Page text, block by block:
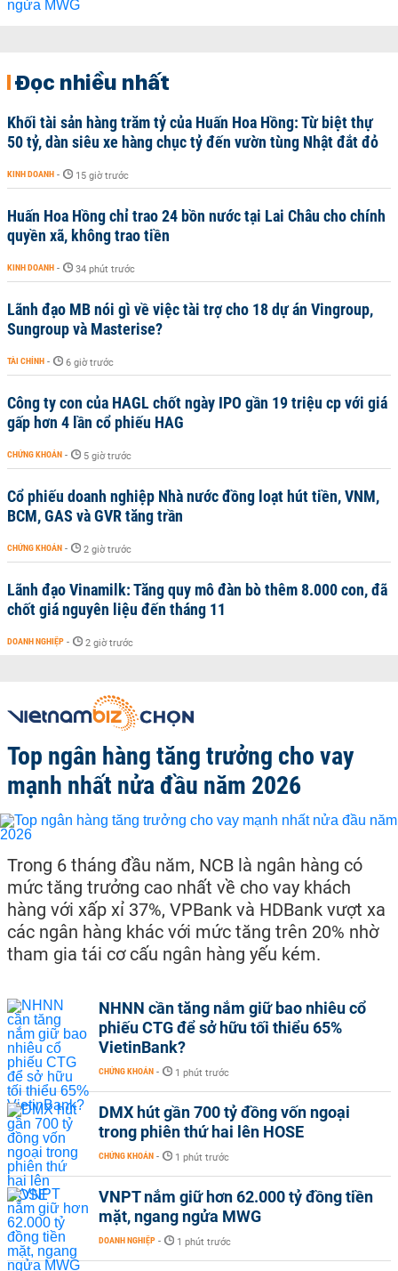
Đọc nhiều nhất
Khối tài sản hàng trăm tỷ của Huấn Hoa Hồng: Từ biệt thự
50 tỷ, dàn siêu xe hàng chục tỷ đến vườn tùng Nhật đắt đỏ
KINH DOANH - 15 giờ trước
Huấn Hoa Hồng chỉ trao 24 bồn nước tại Lai Châu cho chính
quyền xã, không trao tiền
KINH DOANH - 34 phút trước
Lãnh đạo MB nói gì về việc tài trợ cho 18 dự án Vingroup,
Sungroup và Masterise?
TÀI CHÍNH - 6 giờ trước
Công ty con của HAGL chốt ngày IPO gần 19 triệu cp với giá
gấp hơn 4 lần cổ phiếu HAG
CHỨNG KHOÁN - 5 giờ trước
Cổ phiếu doanh nghiệp Nhà nước đồng loạt hút tiền, VNM,
BCM, GAS và GVR tăng trần
CHỨNG KHOÁN - 2 giờ trước
Lãnh đạo Vinamilk: Tăng quy mô đàn bò thêm 8.000 con, đã
chốt giá nguyên liệu đến tháng 11
DOANH NGHIỆP - 2 giờ trước
Top ngân hàng tăng trưởng cho vay
mạnh nhất nửa đầu năm 2026
Trong 6 tháng đầu năm, NCB là ngân hàng có
mức tăng trưởng cao nhất về cho vay khách
hàng với xấp xỉ 37%, VPBank và HDBank vượt xa
các ngân hàng khác với mức tăng trên 20% nhờ
tham gia tái cơ cấu ngân hàng yếu kém.
NHNN cần tăng nắm giữ bao nhiêu cổ
phiếu CTG để sở hữu tối thiểu 65%
VietinBank?
CHỨNG KHOÁN - 1 phút trước
DMX hút gần 700 tỷ đồng vốn ngoại
trong phiên thứ hai lên HOSE
CHỨNG KHOÁN - 1 phút trước
VNPT nắm giữ hơn 62.000 tỷ đồng tiền
mặt, ngang ngửa MWG
DOANH NGHIỆP - 1 phút trước